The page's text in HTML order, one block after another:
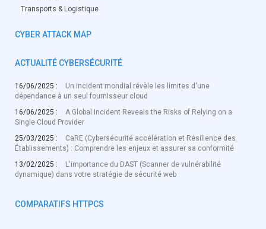
Transports & Logistique
CYBER ATTACK MAP
ACTUALITÉ CYBERSÉCURITÉ
16/06/2025 :
Un incident mondial révèle les limites d'une
dépendance à un seul fournisseur cloud
16/06/2025 :
A Global Incident Reveals the Risks of Relying on a
Single Cloud Provider
25/03/2025 :
CaRE (Cybersécurité accélération et Résilience des
Établissements) : Comprendre les enjeux et assurer sa conformité
13/02/2025 :
L'importance du DAST (Scanner de vulnérabilité
dynamique) dans votre stratégie de sécurité web
COMPARATIFS HTTPCS